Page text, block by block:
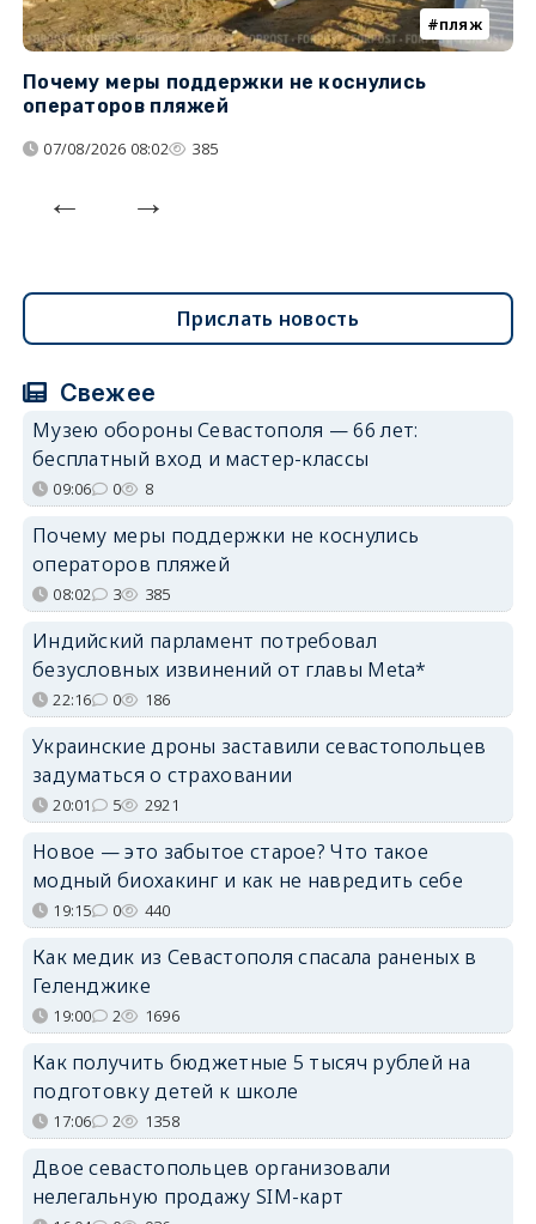
пляж
Почему меры поддержки не коснулись
операторов пляжей
07/08/2026 08:02 385
Прислать новость
Свежее
Музею обороны Севастополя — 66 лет:
бесплатный вход и мастер-классы
09:06 0 8
Почему меры поддержки не коснулись
операторов пляжей
08:02 3 385
Индийский парламент потребовал
безусловных извинений от главы Meta*
22:16 0 186
Украинские дроны заставили севастопольцев
задуматься о страховании
20:01 5 2921
Новое — это забытое старое? Что такое
модный биохакинг и как не навредить себе
19:15 0 440
Как медик из Севастополя спасала раненых в
Геленджике
19:00 2 1696
Как получить бюджетные 5 тысяч рублей на
подготовку детей к школе
17:06 2 1358
Двое севастопольцев организовали
нелегальную продажу SIM-карт